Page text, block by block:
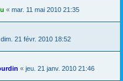
« mar. 11 mai 2010 21:35
dim. 21 févr. 2010 18:52
« jeu. 21 janv. 2010 21:46